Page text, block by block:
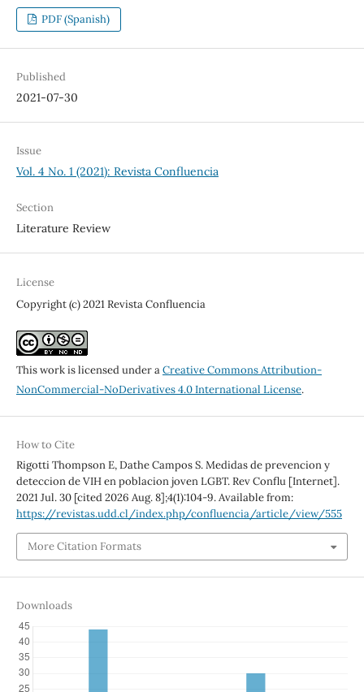
PDF (Spanish)
Published
2021-07-30
Issue
Vol. 4 No. 1 (2021): Revista Confluencia
Section
Literature Review
License
Copyright (c) 2021 Revista Confluencia
This work is licensed under aCreative Commons Attribution-
NonCommercial-NoDerivatives 4.0 International License.
How to Cite
Rigotti Thompson E, Dathe Campos S. Medidas de prevencion y
deteccion de VIH en poblacion joven LGBT. Rev Conflu [Internet].
2021 Jul. 30 [cited 2026 Aug. 8];4(1):104-9. Available from:
https://revistas.udd.cl/index.php/confluencia/article/view/555
More Citation Formats
Downloads